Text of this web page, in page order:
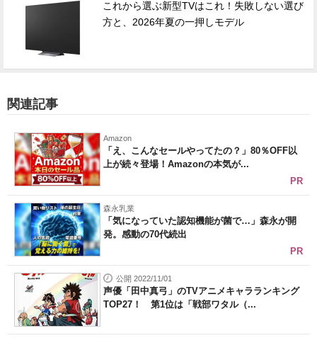
これから選ぶ新型TVはこれ！失敗しない選び
方と、2026年夏の一押しモデル
関連記事
Amazon
「え、こんなセールやってたの？」80％OFF以
上が続々登場！Amazonの本気が...
PR
森永乳業
「気になっていた認知機能が菌で…」森永が開
発。感動の70代続出
PR
公開 2022/11/01
声優「田中真弓」のTVアニメキャラランキング
TOP27！ 第1位は「戦部ワタル（...